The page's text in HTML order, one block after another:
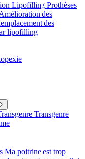
Lipofilling Prothèses
Amélioration des
des
lipofilling
Transgenre
Ma poitrine est trop